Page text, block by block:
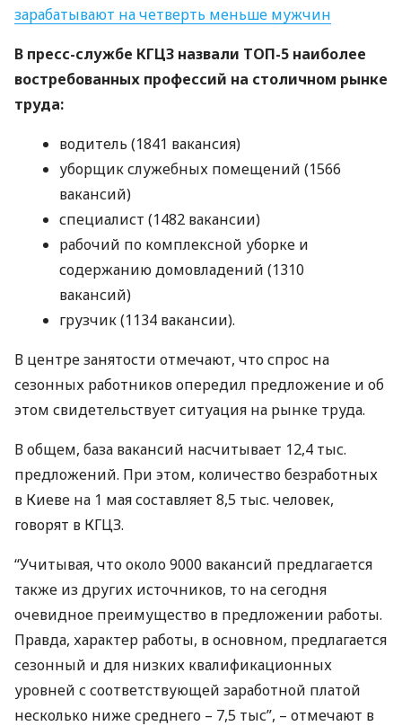
зарабатывают на четверть меньше мужчин
В пресс-службе КГЦЗ назвали ТОП-5 наиболее
востребованных профессий на столичном рынке
труда:
водитель (1841 вакансия)
уборщик служебных помещений (1566
вакансий)
специалист (1482 вакансии)
рабочий по комплексной уборке и
содержанию домовладений (1310
вакансий)
грузчик (1134 вакансии).
В центре занятости отмечают, что спрос на
сезонных работников опередил предложение и об
этом свидетельствует ситуация на рынке труда.
В общем, база вакансий насчитывает 12,4 тыс.
предложений. При этом, количество безработных
в Киеве на 1 мая составляет 8,5 тыс. человек,
говорят в КГЦЗ.
“Учитывая, что около 9000 вакансий предлагается
также из других источников, то на сегодня
очевидное преимущество в предложении работы.
Правда, характер работы, в основном, предлагается
сезонный и для низких квалификационных
уровней с соответствующей заработной платой
несколько ниже среднего – 7,5 тыс”, – отмечают в